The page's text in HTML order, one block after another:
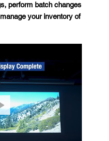
perform batch changes
your inventory of